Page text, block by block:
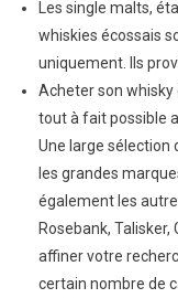
Les single malts,
whiskies écossais
uniquement. Ils
Acheter son whisky
tout à fait possible
Une large sélection
les grandes
également les
Rosebank, Talisker,
affiner votre
certain nombre de